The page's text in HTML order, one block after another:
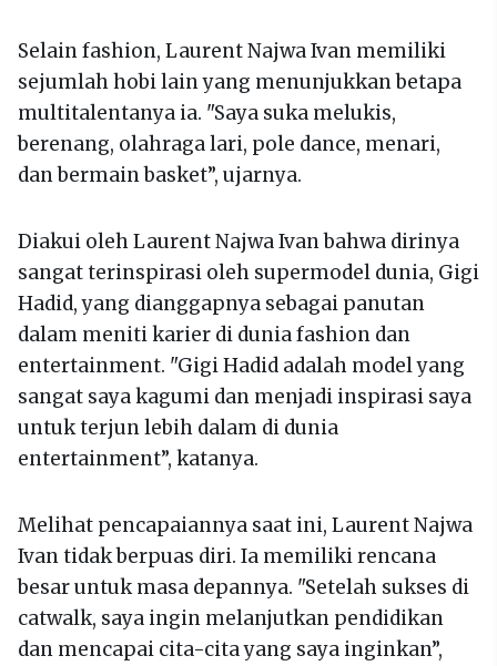
Selain fashion, Laurent Najwa Ivan memiliki
sejumlah hobi lain yang menunjukkan betapa
multitalentanya ia. "Saya suka melukis,
berenang, olahraga lari, pole dance, menari,
dan bermain basket”, ujarnya.
Diakui oleh Laurent Najwa Ivan bahwa dirinya
sangat terinspirasi oleh supermodel dunia, Gigi
Hadid, yang dianggapnya sebagai panutan
dalam meniti karier di dunia fashion dan
entertainment. "Gigi Hadid adalah model yang
sangat saya kagumi dan menjadi inspirasi saya
untuk terjun lebih dalam di dunia
entertainment”, katanya.
Melihat pencapaiannya saat ini, Laurent Najwa
Ivan tidak berpuas diri. Ia memiliki rencana
besar untuk masa depannya. "Setelah sukses di
catwalk, saya ingin melanjutkan pendidikan
dan mencapai cita-cita yang saya inginkan”,